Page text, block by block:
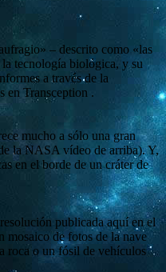
– descrito como «las
la tecnología biológica, y su
a través de la
en Transception .
mucho a sólo una gran
la NASA vídeo de arriba). Y,
en el borde de un cráter de
publicada aquí en el
mosaico de fotos de la nave
roca o un fósil de vehículos